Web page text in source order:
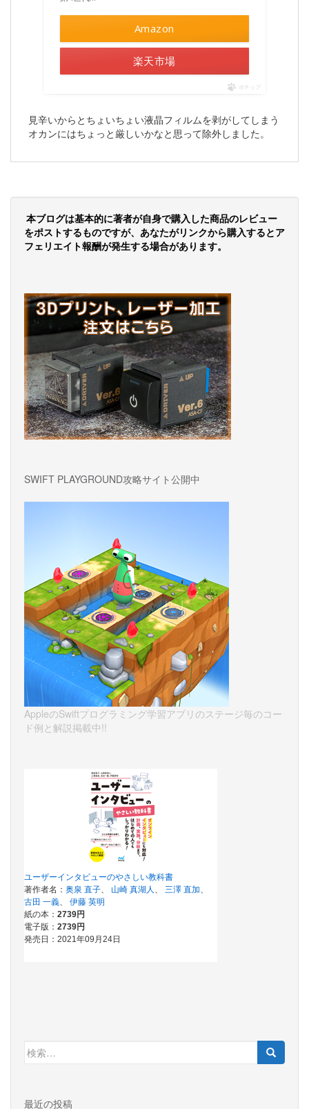
Amazon
楽天市場
ポチップ
見辛いからとちょいちょい液晶フィルムを剥がしてしまう
オカンにはちょっと厳しいかなと思って除外しました。
本ブログは基本的に著者が自身で購入した商品のレビュー
をポストするものですが、あなたがリンクから購入するとア
フェリエイト報酬が発生する場合があります。
SWIFT PLAYGROUND攻略サイト公開中
AppleのSwiftプログラミング学習アプリのステージ毎のコー
ド例と解説掲載中!!
検
索:
最近の投稿